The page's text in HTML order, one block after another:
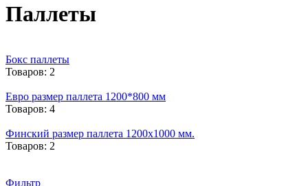
Паллеты
Бокс паллеты
Товаров: 2
Евро размер паллета 1200*800 мм
Товаров: 4
Финский размер паллета 1200х1000 мм.
Товаров: 2
Фильтр